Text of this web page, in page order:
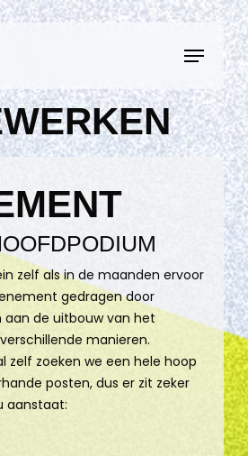
Menu
zelf als in de maanden ervoor
gedragen door
aan de uitbouw van het
manieren.
zelf zoeken we een hele hoop
posten, dus er zit zeker
aanstaat: